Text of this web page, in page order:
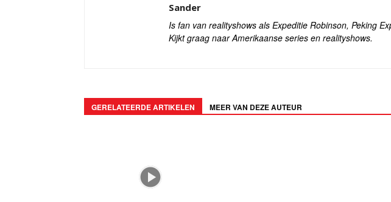
Sander
Is fan van realityshows als Expeditie Robinson, Peking
Kijkt graag naar Amerikaanse series en realityshows.
GERELATEERDE ARTIKELEN MEER VAN DEZE AUTEUR